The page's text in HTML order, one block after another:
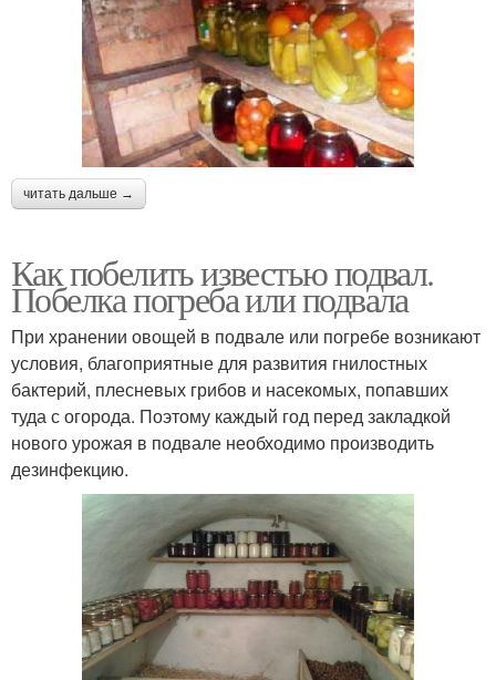
читать дальше →
Как побелить известью подвал.
Побелка погреба или подвала
При хранении овощей в подвале или погребе возникают
условия, благоприятные для развития гнилостных
бактерий, плесневых грибов и насекомых, попавших
туда с огорода. Поэтому каждый год перед закладкой
нового урожая в подвале необходимо производить
дезинфекцию.